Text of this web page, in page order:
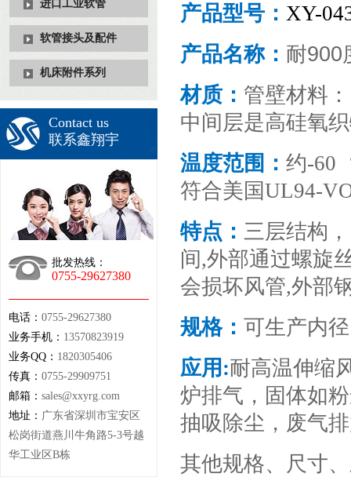
进口工业软管
软管接头及配件
机床附件系列
Contact us
联系鑫翔宇
批发热线：
0755-29627380
电话： 0755-29627380
业务手机： 13570823919
业务QQ： 1820305406
传真： 0755-29909751
邮箱： sales@xxyrg.com
地址： 广东省深圳市宝安区
松岗街道燕川牛角路5-3号越
华工业区B栋
产品型号： XY-
产品名称： 耐900
材质： 管壁材料
中间层是高硅氧
温度范围 ： 约-60
符合美国UL94-
特点： 三层结构，
间,外部通过螺旋
会损坏风管,外部
规格： 可生产内径
应用:耐高温伸缩
炉排气，固体如
抽吸除尘，废气
其他规格、尺寸